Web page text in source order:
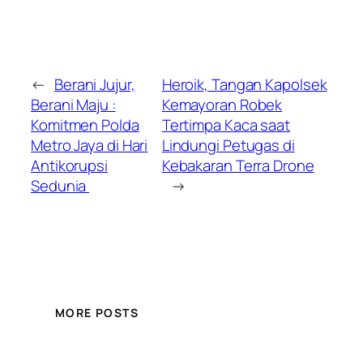
← Berani Jujur,
Berani Maju :
Komitmen Polda
Metro Jaya di Hari
Antikorupsi
Sedunia
Heroik, Tangan Kapolsek
Kemayoran Robek
Tertimpa Kaca saat
Lindungi Petugas di
Kebakaran Terra Drone
→
MORE POSTS